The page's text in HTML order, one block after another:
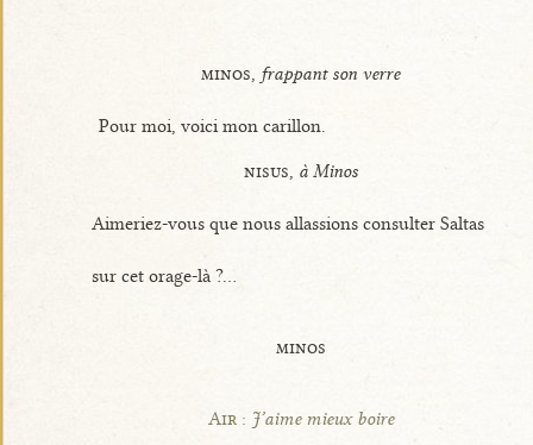
minos, frappant son verre
Pour moi, voici mon carillon.
nisus, à Minos
Aimeriez-vous que nous allassions consulter Saltas
sur cet orage-là ?...
minos
Air : J’aime mieux boire